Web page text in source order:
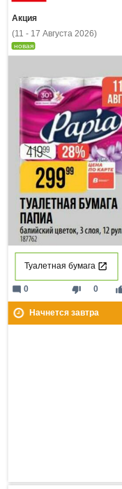
Акция
(11 - 17 Августа 2026)
новая
Туалетная бумага
thumb_down 0
mode_comment 0
Начнется завтра